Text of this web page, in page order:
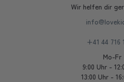
Wir helfen dir
+41 44 716
Mo-Fr
9:00 Uhr -
13:00 Uhr -